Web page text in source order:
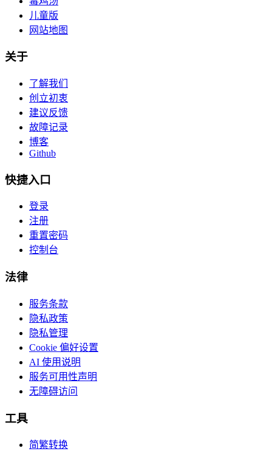
儿童版
网站地图
关于
了解我们
创立初衷
建议反馈
故障记录
博客
Github
快捷入口
登录
注册
重置密码
控制台
法律
服务条款
隐私政策
隐私管理
Cookie 偏好设置
AI 使用说明
服务可用性声明
无障碍访问
工具
简繁转换